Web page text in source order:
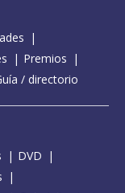
Premios
/ directorio
DVD